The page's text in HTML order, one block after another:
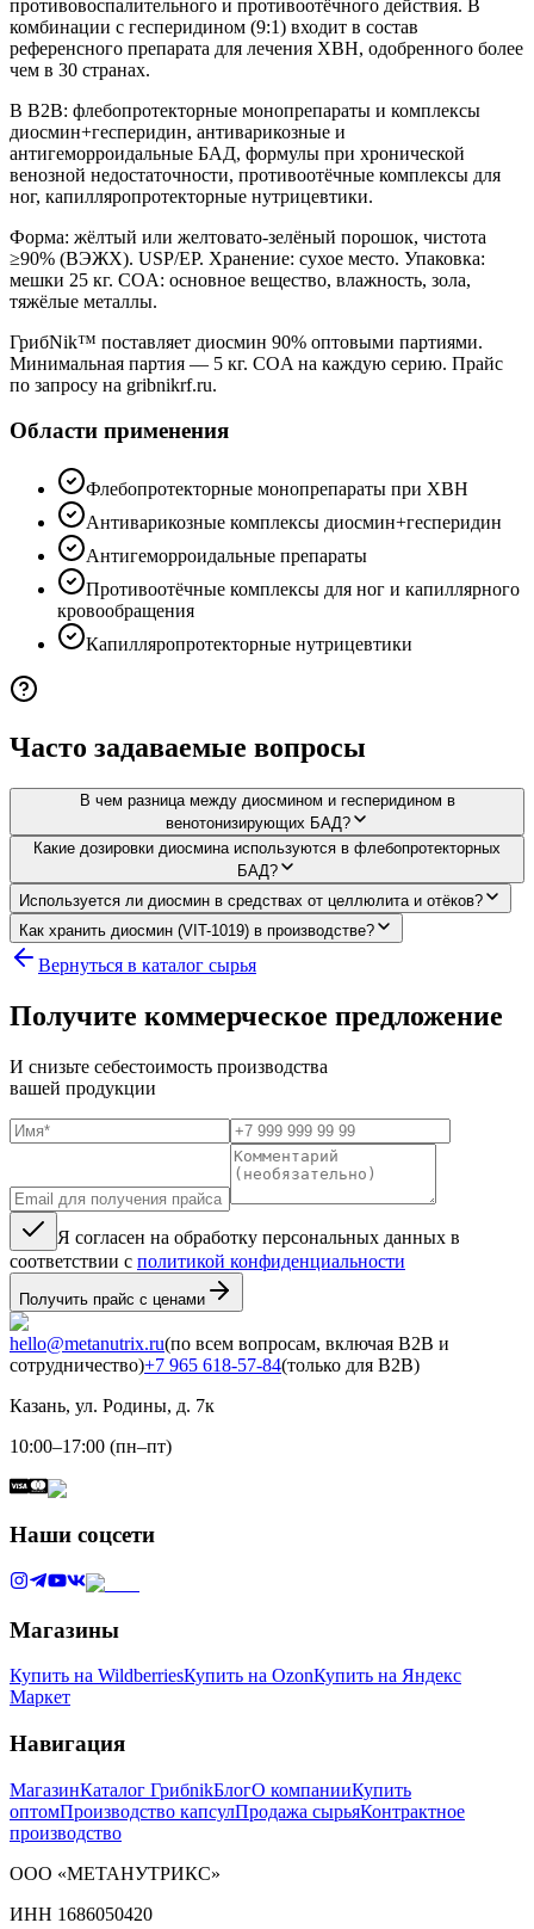
противовоспалительного и противоотёчного действия. В
комбинации с гесперидином (9:1) входит в состав
референсного препарата для лечения ХВН, одобренного более
чем в 30 странах.
В B2B: флебопротекторные монопрепараты и комплексы
диосмин+гесперидин, антиварикозные и
антигеморроидальные БАД, формулы при хронической
венозной недостаточности, противоотёчные комплексы для
ног, капилляропротекторные нутрицевтики.
Форма: жёлтый или желтовато-зелёный порошок, чистота
≥90% (ВЭЖХ). USP/EP. Хранение: сухое место. Упаковка:
мешки 25 кг. COA: основное вещество, влажность, зола,
тяжёлые металлы.
ГрибNik™ поставляет диосмин 90% оптовыми партиями.
Минимальная партия — 5 кг. COA на каждую серию. Прайс
по запросу на gribnikrf.ru.
Области применения
Флебопротекторные монопрепараты при ХВН
Антиварикозные комплексы диосмин+гесперидин
Антигеморроидальные препараты
Противоотёчные комплексы для ног и капиллярного
кровообращения
Капилляропротекторные нутрицевтики
Часто задаваемые вопросы
В чем разница между диосмином и гесперидином в
венотонизирующих БАД?
Какие дозировки диосмина используются в флебопротекторных
БАД?
Используется ли диосмин в средствах от целлюлита и отёков?
Как хранить диосмин (VIT-1019) в производстве?
Вернуться в каталог сырья
Получите коммерческое предложение
И снизьте себестоимость производства
вашей продукции
Я согласен на обработку персональных данных в
соответствии с политикой конфиденциальности
Получить прайс с ценами
hello@metanutrix.ru(по всем вопросам, включая B2B и
сотрудничество)+7 965 618-57-84(только для B2B)
Казань, ул. Родины, д. 7к
10:00–17:00 (пн–пт)
Наши соцсети
Магазины
Купить на WildberriesКупить на OzonКупить на Яндекс
Маркет
Навигация
МагазинКаталог ГрибnikБлогО компанииКупить
оптомПроизводство капсулПродажа сырьяКонтрактное
производство
ООО «МЕТАНУТРИКС»
ИНН 1686050420